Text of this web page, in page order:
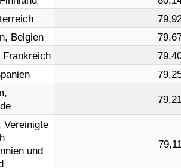
Belgien
Frankreich
Vereinigte
und